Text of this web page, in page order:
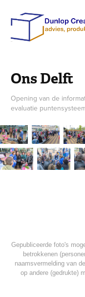
Ons Delft
Opening van de
Gepubliceerde foto's
betrokkenen
naamsvermelding van
op andere (gedrukte)